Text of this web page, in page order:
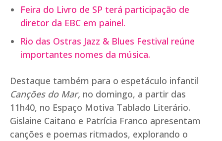
Feira do Livro de SP terá participação de
diretor da EBC em painel.
Rio das Ostras Jazz & Blues Festival reúne
importantes nomes da música.
Destaque também para o espetáculo infantil
Canções do Mar, no domingo, a partir das
11h40, no Espaço Motiva Tablado Literário.
Gislaine Caitano e Patrícia Franco apresentam
canções e poemas ritmados, explorando o